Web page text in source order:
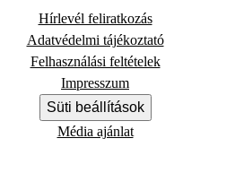
Hírlevél feliratkozás
Adatvédelmi tájékoztató
Felhasználási feltételek
Impresszum
Süti beállítások
Média ajánlat